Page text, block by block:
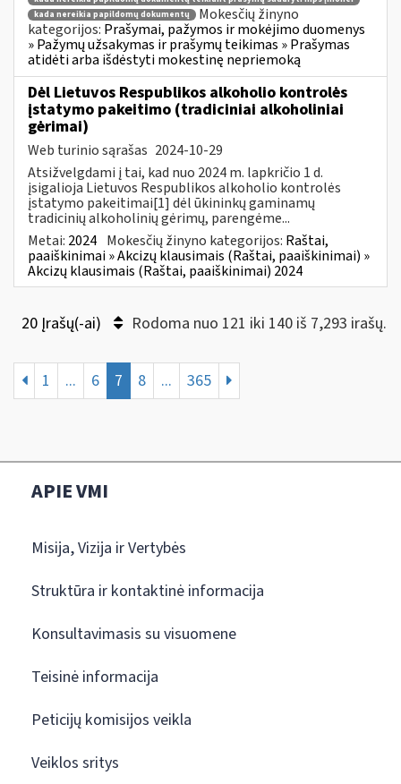
kada nereikia papildomų dokumentų
Mokesčių žinyno
kategorijos: Prašymai, pažymos ir mokėjimo duomenys
» Pažymų užsakymas ir prašymų teikimas » Prašymas
atidėti arba išdėstyti mokestinę nepriemoką
Dėl Lietuvos Respublikos alkoholio kontrolės
įstatymo pakeitimo (tradiciniai alkoholiniai
gėrimai)
Web turinio sąrašas 2024-10-29
Atsižvelgdami į tai, kad nuo 2024 m. lapkričio 1 d.
įsigalioja Lietuvos Respublikos alkoholio kontrolės
įstatymo pakeitimai[1] dėl ūkininkų gaminamų
tradicinių alkoholinių gėrimų, parengėme...
Metai: 2024 Mokesčių žinyno kategorijos: Raštai,
paaiškinimai » Akcizų klausimais (Raštai, paaiškinimai) »
Akcizų klausimais (Raštai, paaiškinimai) 2024
20 Įrašų(-ai) Rodoma nuo 121 iki 140 iš 7,293 irašų.
1 ... 6 7 8 ... 365
APIE VMI
Misija, Vizija ir Vertybės
Struktūra ir kontaktinė informacija
Konsultavimasis su visuomene
Teisinė informacija
Peticijų komisijos veikla
Veiklos sritys